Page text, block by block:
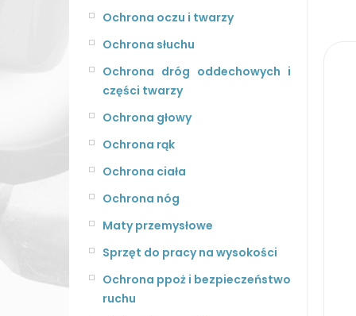
Ochrona oczu i twarzy
Ochrona słuchu
Ochrona dróg oddechowych i
części twarzy
Ochrona głowy
Ochrona rąk
Ochrona ciała
Ochrona nóg
Maty przemysłowe
Sprzęt do pracy na wysokości
Ochrona ppoż i bezpieczeństwo
ruchu